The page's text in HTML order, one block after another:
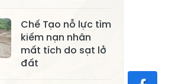
Xã Tân Hợp
Chế Tạo nỗ lực tìm
kiếm nạn nhân
mất tích do sạt lở
đất